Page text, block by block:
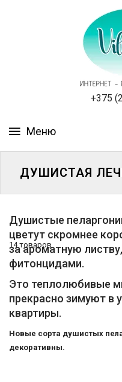
+375
НОВОСТИ,
АКЦИИ
ОТЗЫВЫ
ОДНОЛЕТНИЕ
2026!
ВОЙТИ
ДУШИСТАЯ
Душистые
цветут скромнее
за ароматную
фитонцидами.
Это теплолюбивые
прекрасно зимуют в
квартиры.
Новые сорта душистых
декоративны.
14 товаров